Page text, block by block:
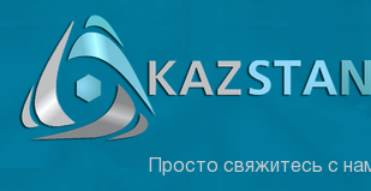
Просто свяжитесь с